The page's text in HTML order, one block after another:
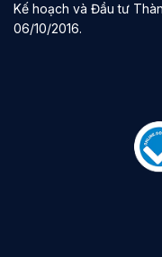
Kế hoạch và Đầu tư
06/10/2016.